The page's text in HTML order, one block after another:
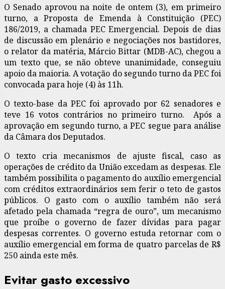
O Senado aprovou na noite de ontem (3), em primeiro
turno, a Proposta de Emenda à Constituição (PEC)
186/2019, a chamada PEC Emergencial. Depois de dias
de discussão em plenário e negociações nos bastidores,
o relator da matéria, Márcio Bittar (MDB-AC), chegou a
um texto que, se não obteve unanimidade, conseguiu
apoio da maioria. A votação do segundo turno da PEC foi
convocada para hoje (4) às 11h.
O texto-base da PEC foi aprovado por 62 senadores e
teve 16 votos contrários no primeiro turno. Após a
aprovação em segundo turno, a PEC segue para análise
da Câmara dos Deputados.
O texto cria mecanismos de ajuste fiscal, caso as
operações de crédito da União excedam as despesas. Ele
também possibilita o pagamento do auxílio emergencial
com créditos extraordinários sem ferir o teto de gastos
públicos. O gasto com o auxílio também não será
afetado pela chamada “regra de ouro”, um mecanismo
que proíbe o governo de fazer dívidas para pagar
despesas correntes. O governo estuda retornar com o
auxílio emergencial em forma de quatro parcelas de R$
250 ainda este mês.
Evitar gasto excessivo